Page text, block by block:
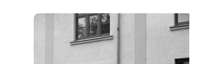
News &